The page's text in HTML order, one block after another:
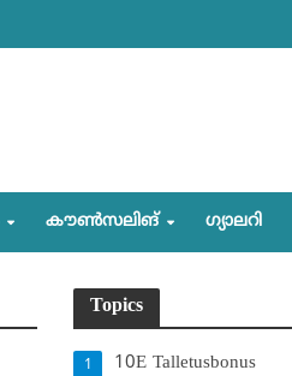
കൗണ്‍സലിങ്‌ ഗ്യാലറി
Topics
10E Talletusbonus
1